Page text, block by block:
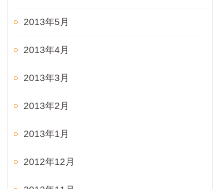
2013年5月
2013年4月
2013年3月
2013年2月
2013年1月
2012年12月